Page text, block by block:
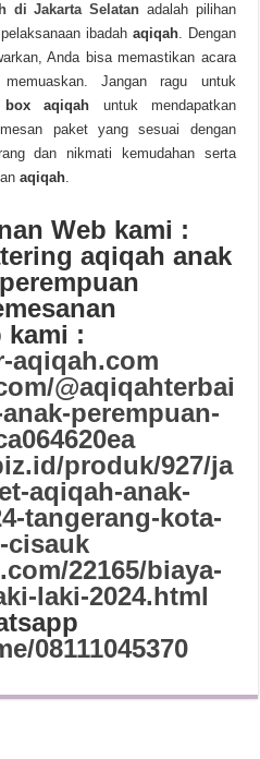
di Jakarta Selatan adalah pilihan
ibadah aqiqah. Dengan
Anda bisa memastikan acara
Jangan ragu untuk
aqiqah untuk mendapatkan
paket yang sesuai dengan
dan nikmati kemudahan serta
aqiqah.
Web kami :
aqiqah anak
kami :
aqiqah.com
@aqiqahterbai
perempuan-
produk/927/ja
aqiqah-anak-
tangerang-kota-
cisauk
22165/biaya-
laki-2024.html
08111045370